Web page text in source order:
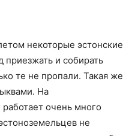
некоторые эстонские
приезжать и собирать
те не пропали. Такая же
На
очень много
не